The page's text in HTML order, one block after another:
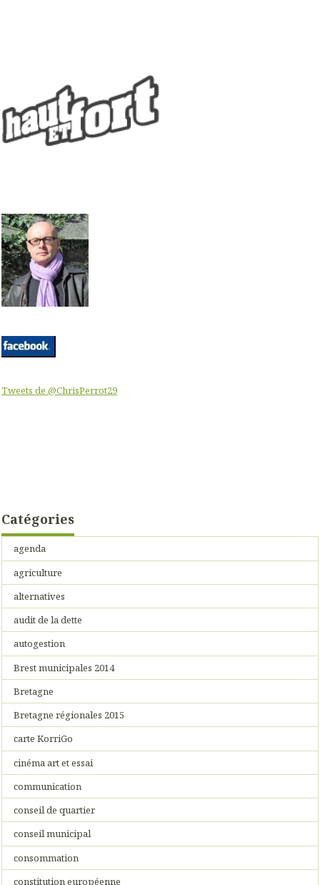
Tweets de @ChrisPerrot29
Catégories
agenda
agriculture
alternatives
audit de la dette
autogestion
Brest municipales 2014
Bretagne
Bretagne régionales 2015
carte KorriGo
cinéma art et essai
communication
conseil de quartier
conseil municipal
consommation
constitution européenne